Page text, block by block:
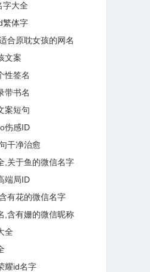
字大全
繁体字
合原耽女孩的网名
文案
性签名
带书名
案短句
伤感ID
干净治愈
,关于鱼的微信名字
端局ID
有花的微信名字
,含有姗的微信昵称
全
耀id名字